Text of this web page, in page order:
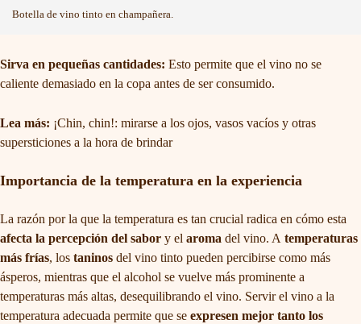
Botella de vino tinto en champañera.
Sirva en pequeñas cantidades: Esto permite que el vino no se
caliente demasiado en la copa antes de ser consumido.
Lea más: ¡Chin, chin!: mirarse a los ojos, vasos vacíos y otras
supersticiones a la hora de brindar
Importancia de la temperatura en la experiencia
La razón por la que la temperatura es tan crucial radica en cómo esta
afecta la percepción del sabor y el aroma del vino. A temperaturas
más frías, los taninos del vino tinto pueden percibirse como más
ásperos, mientras que el alcohol se vuelve más prominente a
temperaturas más altas, desequilibrando el vino. Servir el vino a la
temperatura adecuada permite que se expresen mejor tanto los